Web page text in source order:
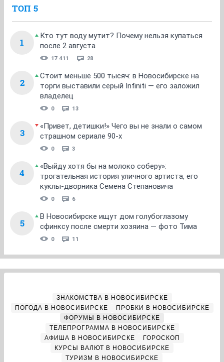
ТОП 5
1
Кто тут воду мутит? Почему нельзя купаться
после 2 августа
17 411 28
2
Стоит меньше 500 тысяч: в Новосибирске на
торги выставили серый Infiniti — его заложил
владелец
0 13
3
«Привет, детишки!» Чего вы не знали о самом
страшном сериале 90-х
0 3
4
«Выйду хотя бы на молоко соберу»:
трогательная история уличного артиста, его
куклы-дворника Семена Степановича
0 6
5
В Новосибирске ищут дом голубоглазому
сфинксу после смерти хозяина — фото Тима
0 11
ЗНАКОМСТВА В НОВОСИБИРСКЕ
ПОГОДА В НОВОСИБИРСКЕ
ПРОБКИ В НОВОСИБИРСКЕ
ФОРУМЫ В НОВОСИБИРСКЕ
ТЕЛЕПРОГРАММА В НОВОСИБИРСКЕ
АФИША В НОВОСИБИРСКЕ
ГОРОСКОП
КУРСЫ ВАЛЮТ В НОВОСИБИРСКЕ
ТУРИЗМ В НОВОСИБИРСКЕ